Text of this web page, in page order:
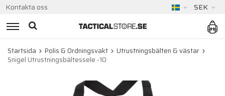
Kontakta oss SEK
Startsida Polis & Ordningsvakt
Utrustningsbälten & västar
Snigel Utrustningsbältessele -10